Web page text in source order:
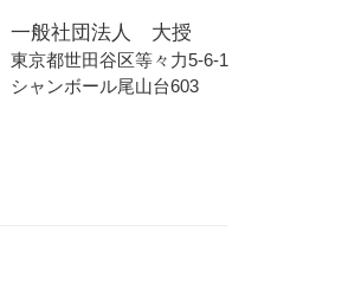
一般社団法人 大授
東京都世田谷区等々力5-6-1
シャンボール尾山台603